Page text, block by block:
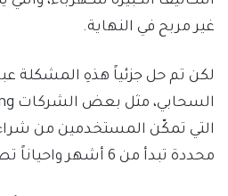
غير مربح في النهاية.
لكن تم حل جزئياً هذهِ المشكلة
التي تمكّن المستخدمين من
محددة تبدأ من 6 أشهر واحياناً تصل إلى 48 شهر.